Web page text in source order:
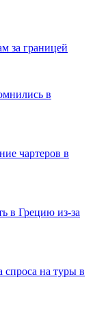
за границей
в
чартеров в
в Грецию из-за
на туры в